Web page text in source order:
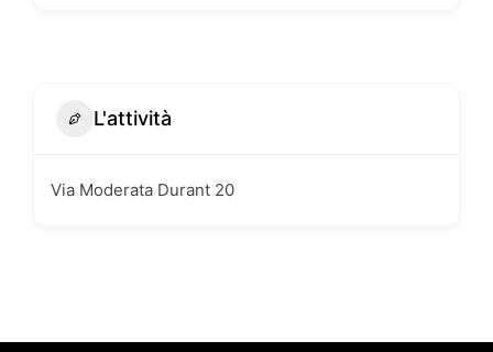
L'attività
Via Moderata Durant 20